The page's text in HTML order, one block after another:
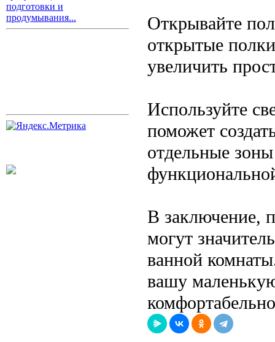
подготовки и
продумывания...
Открывайте
открытые
увеличить
Используйте
поможет
отдельные
В заключение,
могут
ванной
вашу